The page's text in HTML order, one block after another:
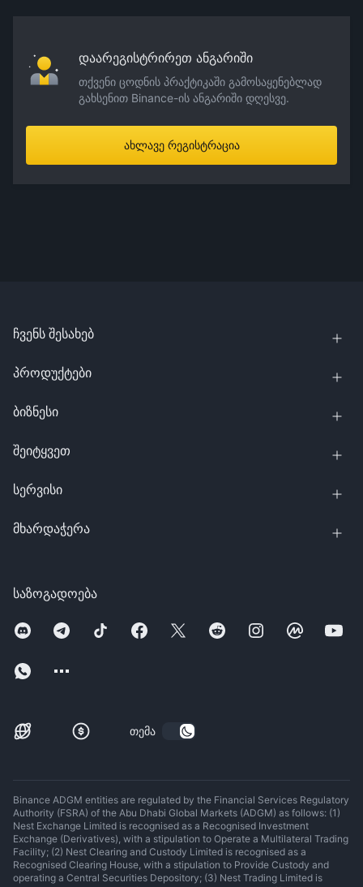
დაარეგისტრირეთ ანგარიში
თქვენი ცოდნის პრაქტიკაში გამოსაყენებლად
გახსენით Binance-ის ანგარიში დღესვე.
ახლავე რეგისტრაცია
საზოგადოება
თემა
ჩვენს შესახებ
პროდუქტები
ბიზნესი
შეიტყვეთ
სერვისი
მხარდაჭერა
Binance ADGM entities are regulated by the Financial Services Regulatory
Authority (FSRA) of the Abu Dhabi Global Markets (ADGM) as follows: (1)
Nest Exchange Limited is recognised as a Recognised Investment
Exchange (Derivatives), with a stipulation to Operate a Multilateral Trading
Facility; (2) Nest Clearing and Custody Limited is recognised as a
Recognised Clearing House, with a stipulation to Provide Custody and
operating a Central Securities Depository; (3) Nest Trading Limited is